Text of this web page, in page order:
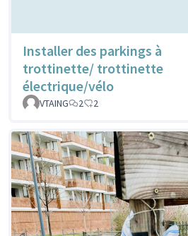
Installer des parkings à
trottinette/ trottinette
électrique/vélo
VTAING 2 2